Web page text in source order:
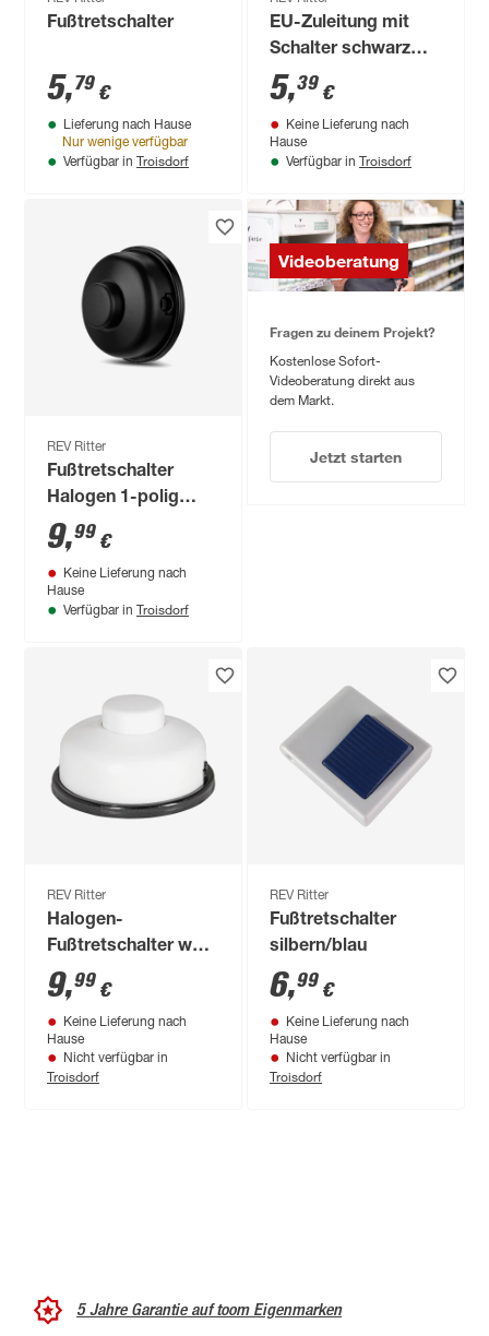
Fußtretschalter
5,79 €
Lieferung nach Hause
Nur wenige verfügbar
Verfügbar in Troisdorf
EU-Zuleitung mit
Schalter schwarz
200 cm
5,39 €
Keine Lieferung nach
Hause
Verfügbar in Troisdorf
REV Ritter
Fußtretschalter
Halogen 1-polig
schwarz
9,99 €
Keine Lieferung nach
Hause
Verfügbar in Troisdorf
Videoberatung
Fragen zu deinem Projekt?
Kostenlose Sofort-
Videoberatung direkt aus
dem Markt.
Jetzt starten
REV Ritter
Halogen-
Fußtretschalter weiß
H03VV-F 3G 0,75
mm²
9,99 €
Keine Lieferung nach
Hause
Nicht verfügbar in
Troisdorf
REV Ritter
Fußtretschalter
silbern/blau
6,99 €
Keine Lieferung nach
Hause
Nicht verfügbar in
Troisdorf
5 Jahre Garantie auf toom Eigenmarken